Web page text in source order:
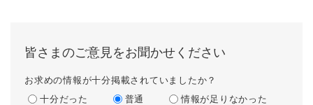
皆さまのご意見をお聞かせください
お求めの情報が十分掲載されていましたか？
十分だった
普通 情報が足りなかった